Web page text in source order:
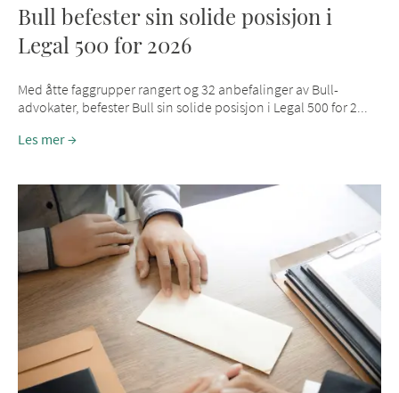
Bull befester sin solide posisjon i
Legal 500 for 2026
Med åtte faggrupper rangert og 32 anbefalinger av Bull-
advokater, befester Bull sin solide posisjon i Legal 500 for 2...
Les mer